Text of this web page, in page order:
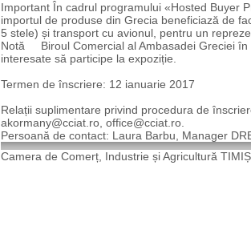
Important În cadrul programului «Hosted Buyer
importul de produse din Grecia beneficiază de
5 stele) și transport cu avionul, pentru un
Notă Biroul Comercial al Ambasadei Greciei în
interesate să participe la expoziție.
Termen de înscriere: 12 ianuarie 2017
Relații suplimentare privind procedura de
akormany@cciat.ro, office@cciat.ro.
Persoană de contact: Laura Barbu, Manager
Camera de Comerț, Industrie și Agricultură TIMIȘ